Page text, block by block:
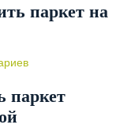
паркет на